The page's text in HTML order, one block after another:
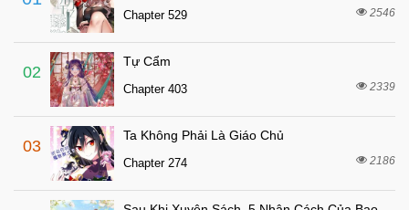
Chapter 529 2546
02
Tự Cẩm
Chapter 403 2339
03
Ta Không Phải Là Giáo Chủ
Chapter 274 2186